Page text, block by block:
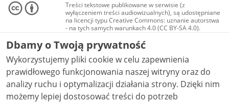
Treści tekstowe publikowane w serwisie (z
wyłączeniem treści audiowizualnych), są udostępniane
na licencji typu Creative Commons: uznanie autorstwa
- na tych samych warunkach 4.0 (CC BY-SA 4.0).
Materiały audiowizualne, w tym zdjęcia, materiały
audio i wideo, są udostępniane na licencji typu
Creative Commons: uznanie autorstwa użycie
niekomercyjne - bez utworów zależnych 4.0 (CC BY-
NC-ND 4.0), o ile nie jest to stwierdzone inaczej.
Dbamy o Twoją prywatność
Wykorzystujemy pliki cookie w celu zapewnienia
prawidłowego funkcjonowania naszej witryny oraz do
analizy ruchu i optymalizacji działania strony. Dzięki nim
możemy lepiej dostosować treści do potrzeb